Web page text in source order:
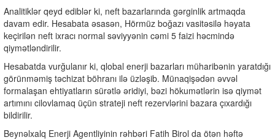
Analitiklər qeyd ediblər ki, neft bazarlarında gərginlik artmaqda
davam edir. Hesabata əsasən, Hörmüz boğazı vasitəsilə həyata
keçirilən neft ixracı normal səviyyənin cəmi 5 faizi həcmində
qiymətləndirilir.
Hesabatda vurğulanır ki, qlobal enerji bazarları müharibənin yaratdığı
görünməmiş təchizat böhranı ilə üzləşib. Münaqişədən əvvəl
formalaşan ehtiyatların sürətlə əridiyi, bəzi hökumətlərin isə qiymət
artımını cilovlamaq üçün strateji neft rezervlərini bazara çıxardığı
bildirilir.
Beynəlxalq Enerji Agentliyinin rəhbəri Fatih Birol da ötən həftə